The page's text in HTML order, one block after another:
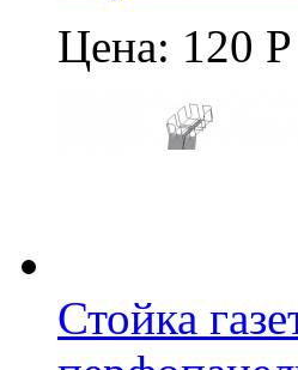
Цена: 120 Р
Стойка